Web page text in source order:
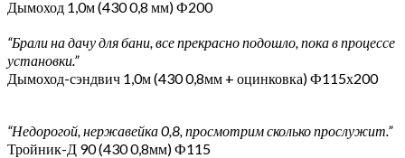
Дымоход 1,0м (430 0,8 мм) Ф200
“Брали на дачу для бани, все прекрасно подошло, пока в процессе
установки.”
Дымоход-сэндвич 1,0м (430 0,8мм + оцинковка) Ф115х200
“Недорогой, нержавейка 0,8, просмотрим сколько прослужит.”
Тройник-Д 90 (430 0,8мм) Ф115